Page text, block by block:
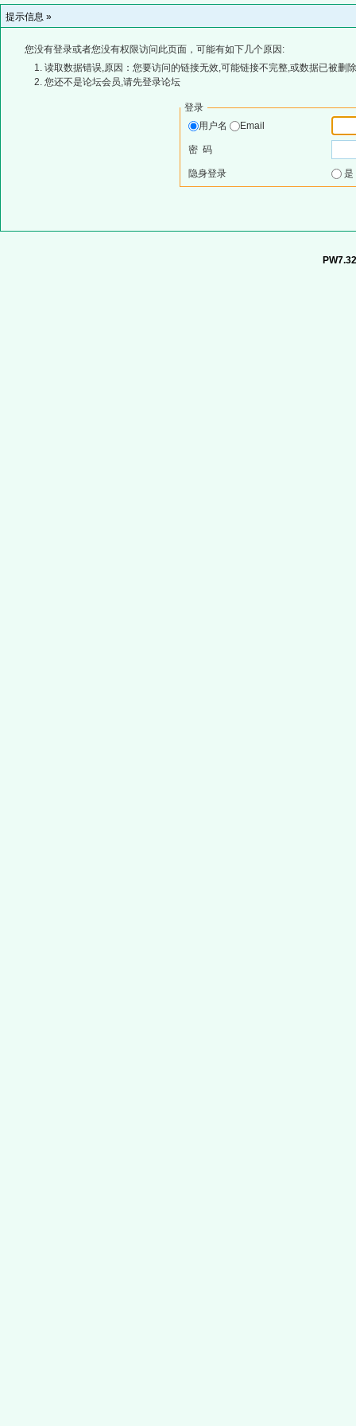
提示信息 »
您没有登录或者您没有权限访问此页面，可能有如下几个原因:
读取数据错误,原因：您要访问的链接无效,可能链接不完整,或数据已被删
您还不是论坛会员,请先登录论坛
登录
用户名
Email
密 码
隐身登录